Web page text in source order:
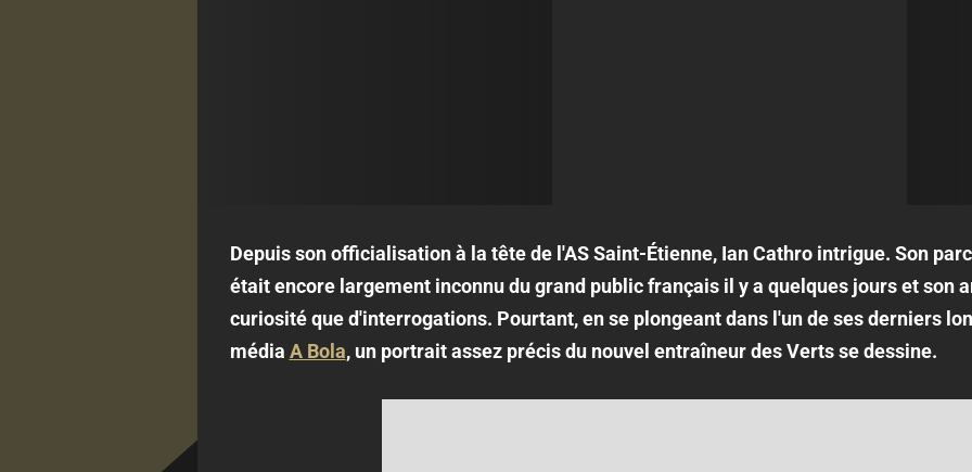
Depuis son officialisation à la tête de l'AS Saint-Étienne, Ian Cathro intrigue. Son
était encore largement inconnu du grand public français il y a quelques jours et son
curiosité que d'interrogations. Pourtant, en se plongeant dans l'un de ses derniers
média A Bola, un portrait assez précis du nouvel entraîneur des Verts se dessine.